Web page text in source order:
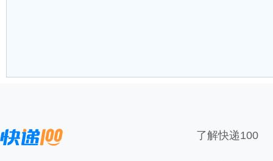
了解快递100